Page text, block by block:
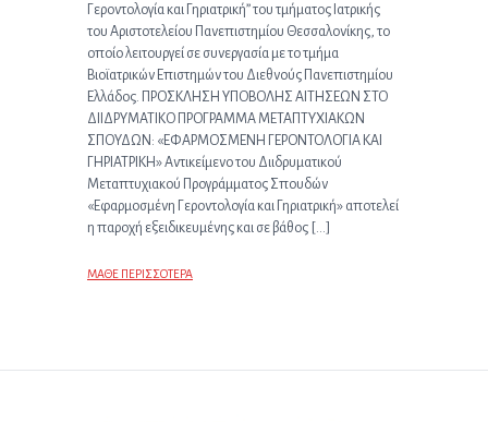
Γεροντολογία και Γηριατρική” του τμήματος Ιατρικής
του Αριστοτελείου Πανεπιστημίου Θεσσαλονίκης, το
οποίο λειτουργεί σε συνεργασία με το τμήμα
Βιοϊατρικών Επιστημών του Διεθνούς Πανεπιστημίου
Ελλάδος. ΠΡΟΣΚΛΗΣΗ ΥΠΟΒΟΛΗΣ ΑΙΤΗΣΕΩΝ ΣΤΟ
ΔΙΙΔΡΥΜΑΤΙΚΟ ΠΡΟΓΡΑΜΜΑ ΜΕΤΑΠΤΥΧΙΑΚΩΝ
ΣΠΟΥΔΩΝ: «ΕΦΑΡΜΟΣΜΕΝΗ ΓΕΡΟΝΤΟΛΟΓΙΑ ΚΑΙ
ΓΗΡΙΑΤΡΙΚΗ» Αντικείμενο του Διιδρυματικού
Μεταπτυχιακού Προγράμματος Σπουδών
«Εφαρμοσμένη Γεροντολογία και Γηριατρική» αποτελεί
η παροχή εξειδικευμένης και σε βάθος […]
ΜΑΘΕ ΠΕΡΙΣΣΟΤΕΡΑ